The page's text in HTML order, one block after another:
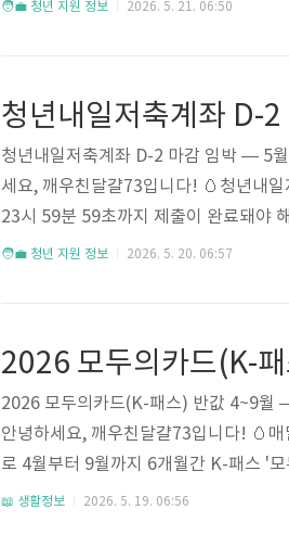
🧑‍💼 청년 지원 정보 2026. 5. 21. 06:50
청년내일저축계좌 D-2 마감 임박 — 5
세요, 깨우친달걀73입니다! 🥚청년내
23시 59분 59초까지 제출이 완료돼야
3년 후 1,440만원+이자를 받을 수 있는
🧑‍💼 청년 지원 정보 2026. 5. 20. 06:57
2026 모두의카드(K-패스) 반값 4~9월
안녕하세요, 깨우친달걀73입니다! 🥚
로 4월부터 9월까지 6개월간 K-패스 '
금액이 절반으로 뚝 떨어졌고, 시차시
📖 생활정보 2026. 5. 19. 06:56